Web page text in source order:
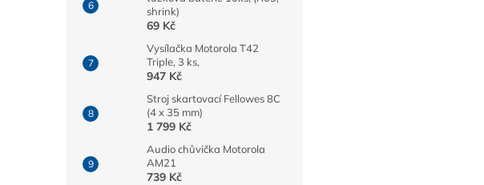
shrink)
69 Kč
Vysílačka Motorola T42
Triple, 3 ks,
947 Kč
Stroj skartovací Fellowes 8C
(4 x 35 mm)
1 799 Kč
Audio chůvička Motorola
AM21
739 Kč